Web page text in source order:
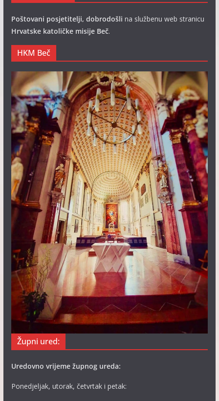
Poštovani posjetitelji, dobrodošli na službenu web stranicu
Hrvatske katoličke misije Beč.
HKM Beč
Župni ured:
Uredovno vrijeme župnog ureda:
Ponedjeljak, utorak, četvrtak i petak: